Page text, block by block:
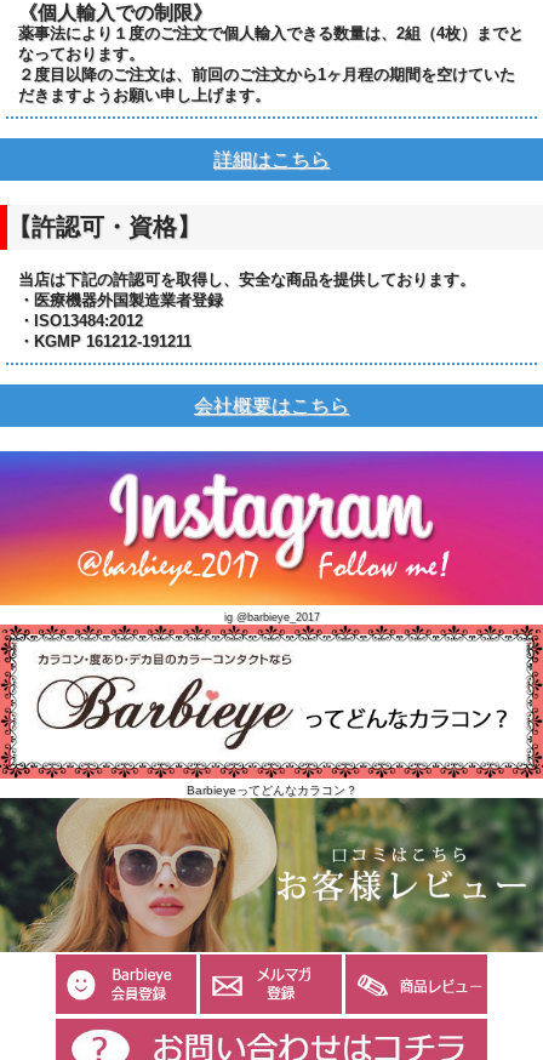
《個人輸入での制限》
薬事法により１度のご注文で個人輸入できる数量は、2組（4枚）までと
なっております。
２度目以降のご注文は、前回のご注文から1ヶ月程の期間を空けていた
だきますようお願い申し上げます。
詳細はこちら
【許認可・資格】
当店は下記の許認可を取得し、安全な商品を提供しております。
・医療機器外国製造業者登録
・ISO13484:2012
・KGMP 161212-191211
会社概要はこちら
ig @barbieye_2017
Barbieyeってどんなカラコン？